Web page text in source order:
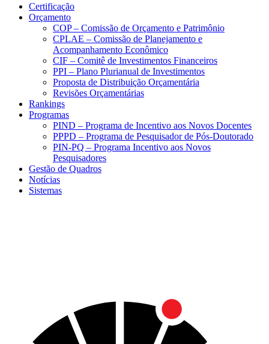
Certificação
Orçamento
COP – Comissão de Orçamento e Patrimônio
CPLAE – Comissão de Planejamento e
Acompanhamento Econômico
CIF – Comitê de Investimentos Financeiros
PPI – Plano Plurianual de Investimentos
Proposta de Distribuição Orçamentária
Revisões Orçamentárias
Rankings
Programas
PIND – Programa de Incentivo aos Novos Docentes
PPPD – Programa de Pesquisador de Pós-Doutorado
PIN-PQ – Programa Incentivo aos Novos
Pesquisadores
Gestão de Quadros
Notícias
Sistemas